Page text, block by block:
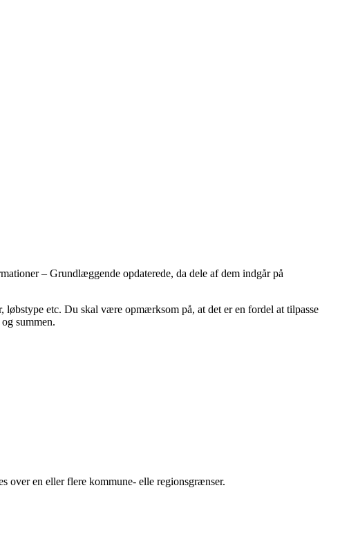
– Grundlæggende opdaterede, da dele af dem indgår på
etc. Du skal være opmærksom på, at det er en fordel at tilpasse
summen.
over en eller flere kommune- elle regionsgrænser.